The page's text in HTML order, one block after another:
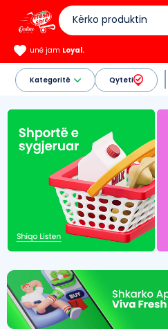
unë jam Loyal.
Kategoritë Qyteti